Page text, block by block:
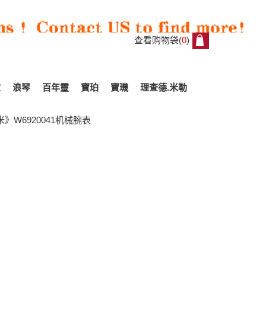
查看购物袋(0)
浪琴 百年靈 寶珀 寶璣 理查德.米勒
W6920041机械腕表